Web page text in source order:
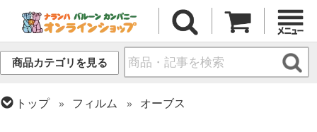
商品カテゴリを見る
トップ フィルム
オーブス